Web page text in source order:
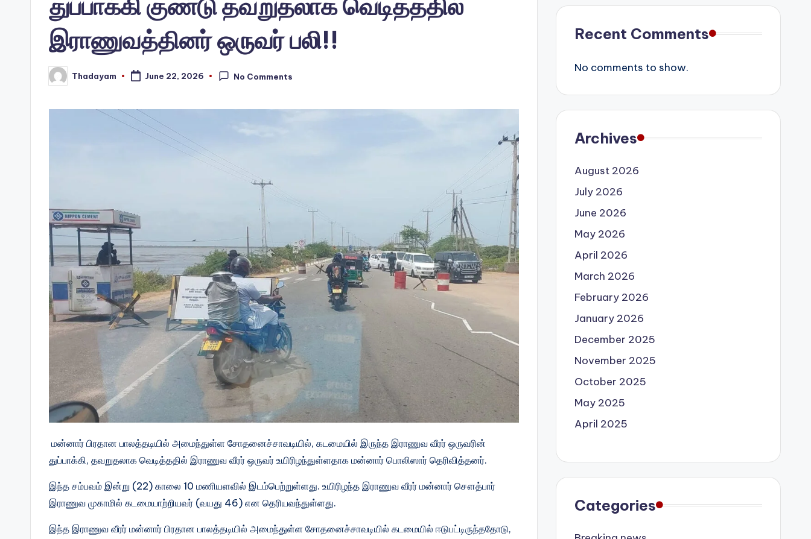
துப்பாக்கி குண்டு தவறுதலாக வெடித்ததில்
இராணுவத்தினர் ஒருவர் பலி!!
Posted
by
Thadayam June 22, 2026 No Comments
மன்னார் பிரதான பாலத்தடியில் அமைந்துள்ள சோதனைச்சாவடியில், கடமையில் இருந்த இராணுவ வீரர் ஒருவரின்
துப்பாக்கி, தவறுதலாக வெடித்ததில் இராணுவ வீரர் ஒருவர் உயிரிழந்துள்ளதாக மன்னார் பொலிஸார் தெரிவித்தனர்.
இந்த சம்பவம் இன்று (22) காலை 10 மணியளவில் இடம்பெற்றுள்ளது. உயிரிழந்த இராணுவ வீரர் மன்னார் சௌத்பார்
இராணுவ முகாமில் கடமையாற்றியவர் (வயது 46) என தெரியவந்துள்ளது.
இந்த இராணுவ வீரர் மன்னார் பிரதான பாலத்தடியில் அமைந்துள்ள சோதனைச்சாவடியில் கடமையில் ஈடுபட்டிருந்ததோடு,
Recent Comments
No comments to show.
Archives
August 2026
July 2026
June 2026
May 2026
April 2026
March 2026
February 2026
January 2026
December 2025
November 2025
October 2025
May 2025
April 2025
Categories